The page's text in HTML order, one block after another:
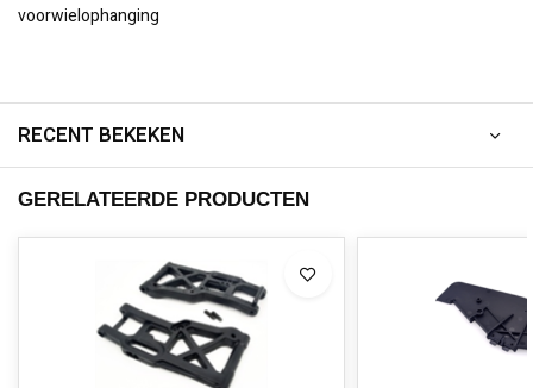
voorwielophanging
RECENT BEKEKEN
GERELATEERDE PRODUCTEN